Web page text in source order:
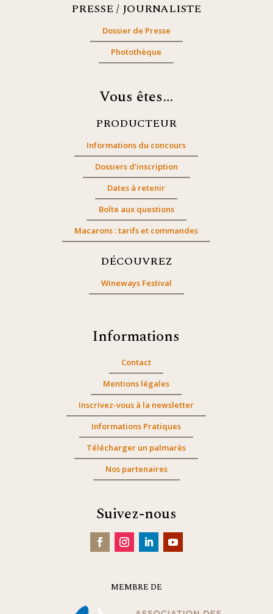
PRESSE / JOURNALISTE
Dossier de Presse
Photothèque
Vous êtes…
PRODUCTEUR
Informations du concours
Dossiers d’inscription
Dates à retenir
Boîte aux questions
Macarons : tarifs et commandes
DÉCOUVREZ
Wineways Festival
Informations
Contact
Mentions légales
Inscrivez-vous à la newsletter
Informations Pratiques
Télécharger un palmarès
Nos partenaires
Suivez-nous
MEMBRE DE